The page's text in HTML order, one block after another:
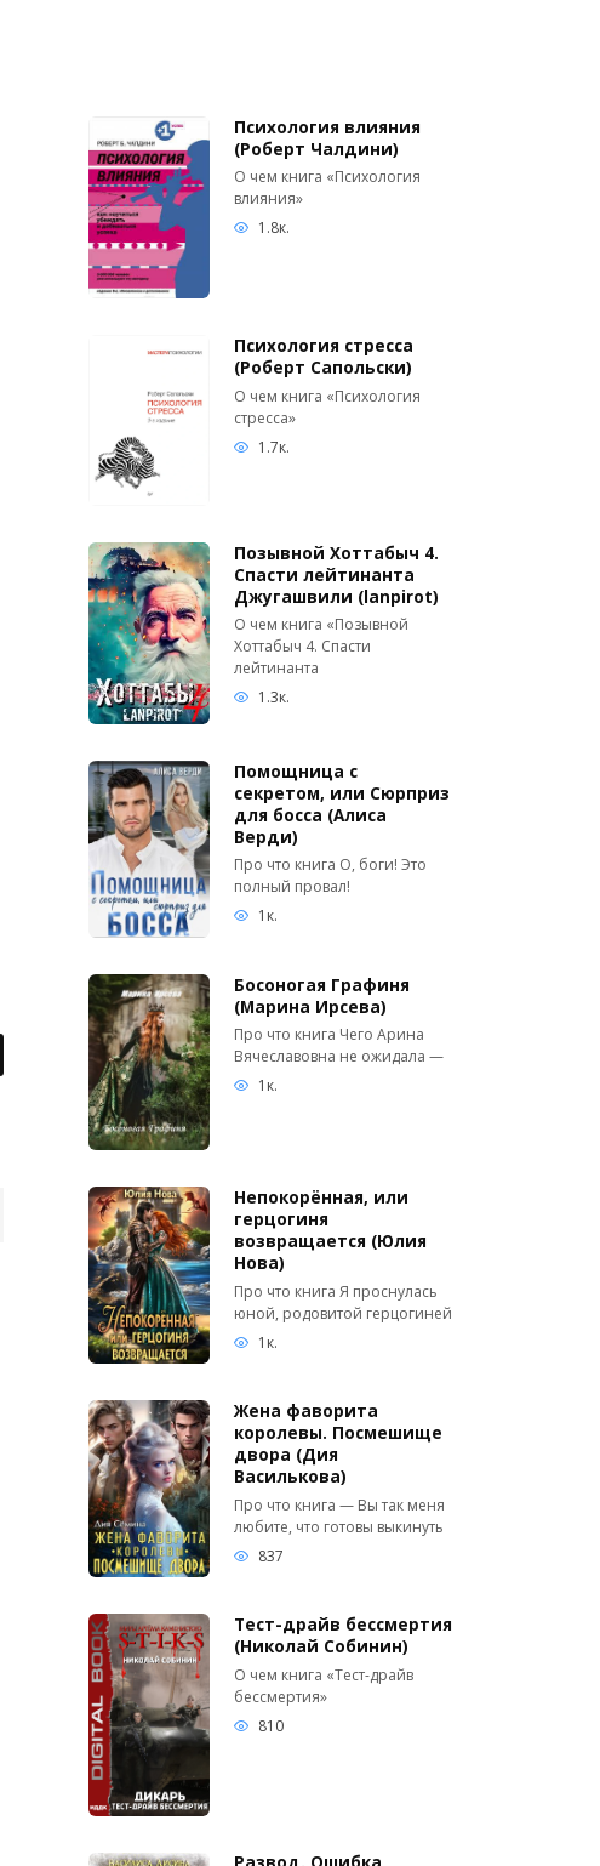
Психология влияния
(Роберт Чалдини)
О чем книга «Психология
влияния»
1.8к.
Психология стресса
(Роберт Сапольски)
О чем книга «Психология
стресса»
1.7к.
Позывной Хоттабыч 4.
Спасти лейтинанта
Джугашвили (lanpirot)
О чем книга «Позывной
Хоттабыч 4. Спасти
лейтинанта
1.3к.
Помощница с
секретом, или Сюрприз
для босса (Алиса
Верди)
Про что книга О, боги! Это
полный провал!
1к.
Босоногая Графиня
(Марина Ирсева)
Про что книга Чего Арина
Вячеславовна не ожидала —
1к.
Непокорённая, или
герцогиня
возвращается (Юлия
Нова)
Про что книга Я проснулась
юной, родовитой герцогиней
1к.
Жена фаворита
королевы. Посмешище
двора (Дия
Василькова)
Про что книга — Вы так меня
любите, что готовы выкинуть
837
Тест-драйв бессмертия
(Николай Собинин)
О чем книга «Тест-драйв
бессмертия»
810